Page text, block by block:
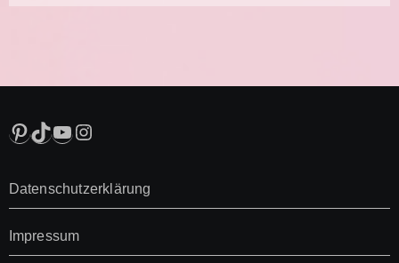
Pinterest
TikTok
YouTube
Instagram
Datenschutzerklärung
Impressum